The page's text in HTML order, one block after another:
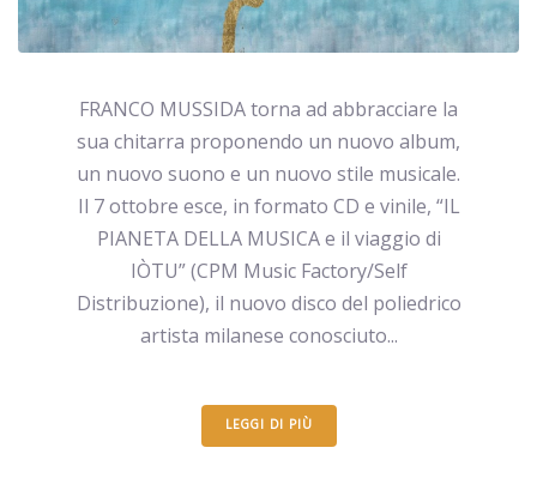
FRANCO MUSSIDA torna ad abbracciare la
sua chitarra proponendo un nuovo album,
un nuovo suono e un nuovo stile musicale.
Il 7 ottobre esce, in formato CD e vinile, “IL
PIANETA DELLA MUSICA e il viaggio di
IÒTU” (CPM Music Factory/Self
Distribuzione), il nuovo disco del poliedrico
artista milanese conosciuto...
LEGGI DI PIÙ